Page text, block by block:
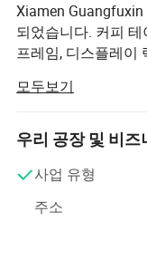
Xiamen
되었습니다. 커피
프레임, 디스플레이
경험을 가지고 있습
럽, 북미, 호주 및 기
잘 받고 있습니다.
이 공장은 고객의 요
수치로 제어되는 펀
형의 용접 로봇, 2
모두보기
우리 공장 및 비즈
사업 유형
주소